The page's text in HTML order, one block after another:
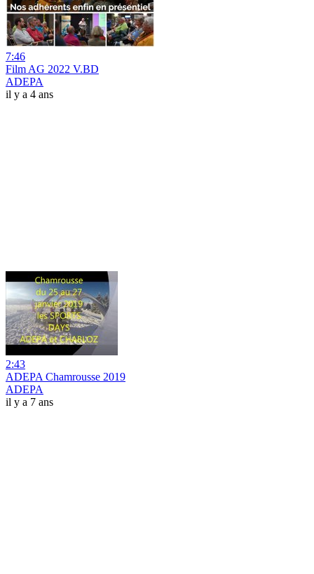
7:46
Film AG 2022 V.BD
ADEPA
il y a 4 ans
2:43
ADEPA Chamrousse 2019
ADEPA
il y a 7 ans